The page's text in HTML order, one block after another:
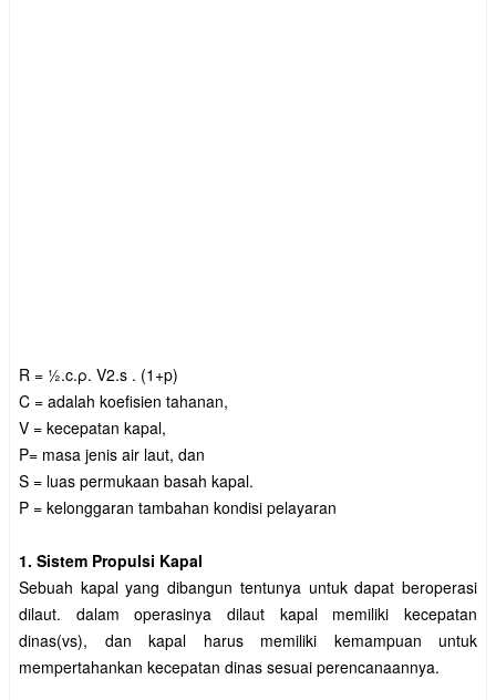
R = ½.c.ρ. V2.s . (1+p)
C = adalah koefisien tahanan,
V = kecepatan kapal,
Ρ= masa jenis air laut, dan
S = luas permukaan basah kapal.
P = kelonggaran tambahan kondisi pelayaran
1. Sistem Propulsi Kapal
Sebuah kapal yang dibangun tentunya untuk dapat beroperasi
dilaut. dalam operasinya dilaut kapal memiliki kecepatan
dinas(vs), dan kapal harus memiliki kemampuan untuk
mempertahankan kecepatan dinas sesuai perencanaannya.